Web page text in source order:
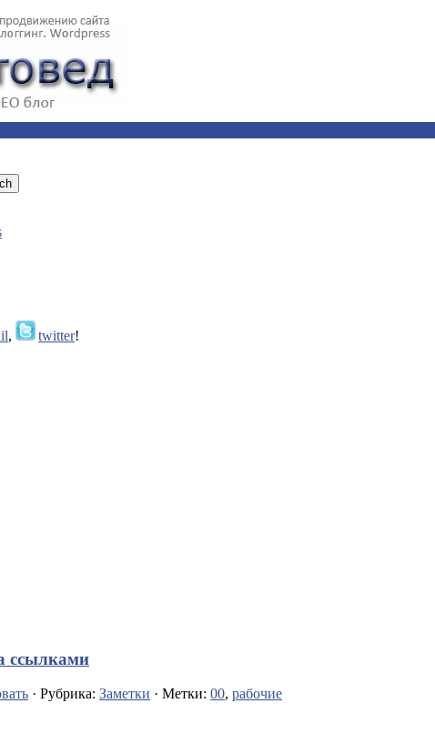
, twitter!
ссылками
· Рубрика: Заметки · Метки: 00, рабочие